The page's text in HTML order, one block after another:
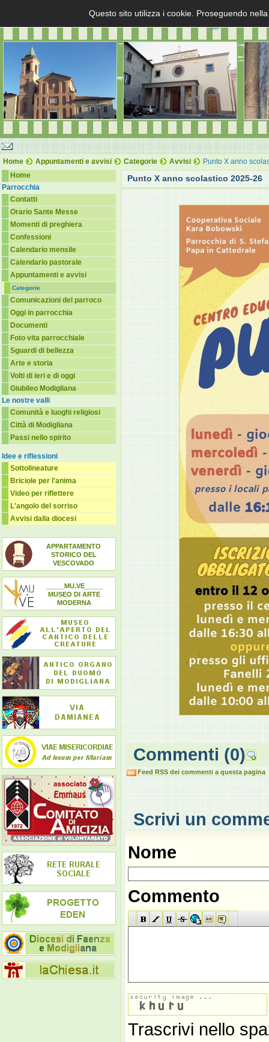
Home Appuntamenti e avvisi Categorie Avvisi
Punto X anno
Home
Parrocchia
Contatti
Orario Sante Messe
Momenti di preghiera
Confessioni
Calendario mensile
Calendario pastorale
Appuntamenti e avvisi
Categorie
Comunicazioni del parroco
Oggi in parrocchia
Documenti
Foto vita parrocchiale
Sguardi di bellezza
Arte e storia
Volti di ieri e di oggi
Giubileo Modigliana
Le nostre valli
Comunità e luoghi religiosi
Città di Modigliana
Passi nello spirito
Idee e riflessioni
Sottolineature
Briciole per l'anima
Video per riflettere
L'angolo del sorriso
Avvisi dalla diocesi
APPARTAMENTO
STORICO DEL
VESCOVADO
_____MU.VE_____
MUSEO DI ARTE
MODERNA
Punto X anno scolastico 2025-26
Commenti (0)
Feed RSS dei commenti a questa pagina
Scrivi un
Nome
Commento
Trascrivi nello
Questo sito utilizza i cookie. Proseguendo